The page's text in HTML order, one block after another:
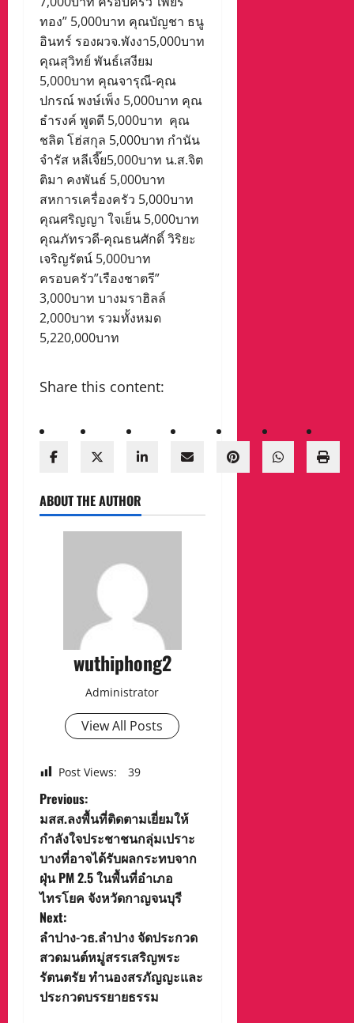
ทอง” 5,000บาท คุณบัญชา ธนู
อินทร์ รองผวจ.พังงา5,000บาท
คุณสุวิทย์ พันธ์เสงียม
5,000บาท คุณจารุณี-คุณ
ปกรณ์ พงษ์เพ็ง 5,000บาท คุณ
ธำรงค์ พูดดี 5,000บาท คุณ
ชลิต โฮ่สกุล 5,000บาท กำนัน
จำรัส หลีเจี๊ย5,000บาท น.ส.จิต
ติมา คงพันธ์ 5,000บาท
สหการเครื่องครัว 5,000บาท
คุณศริญญา ใจเย็น 5,000บาท
คุณภัทรวดี-คุณธนศักดิ์ วิริยะ
เจริญรัตน์ 5,000บาท
ครอบครัว”เรืองชาตรี”
3,000บาท บางมราฮิลล์
2,000บาท รวมทั้งหมด
5,220,000บาท
Share this content:
ABOUT THE AUTHOR
wuthiphong2
Administrator
View All Posts
Post Views: 39
P
o
s
t
n
a
v
Previous:
มสส.ลงพื้นที่ติดตามเยี่ยมให้
กำลังใจประชาชนกลุ่มเปราะ
บางที่อาจได้รับผลกระทบจาก
ฝุ่น PM 2.5 ในพื้นที่อำเภอ
ไทรโยค จังหวัดกาญจนบุรี
Next:
ลำปาง-วธ.ลำปาง จัดประกวด
สวดมนต์หมู่สรรเสริญพระ
รัตนตรัย ทำนองสรภัญญะและ
ประกวดบรรยายธรรม